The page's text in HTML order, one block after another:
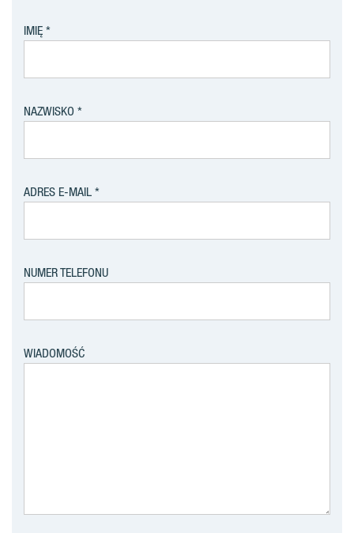
IMIĘ
NAZWISKO
ADRES E-MAIL
NUMER TELEFONU
WIADOMOŚĆ